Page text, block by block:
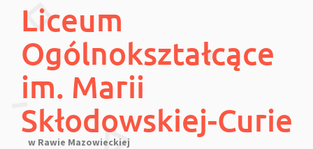
Liceum
Ogólnokształcące
im. Marii
Skłodowskiej-Curie
w Rawie Mazowieckiej